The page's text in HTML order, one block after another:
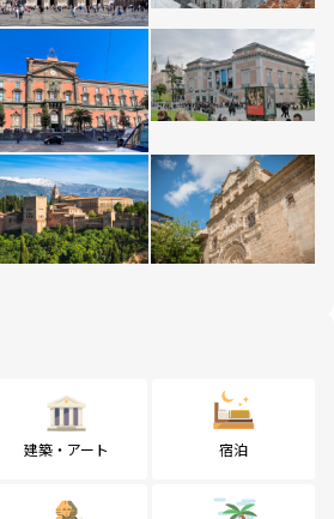
建築・アート 宿泊